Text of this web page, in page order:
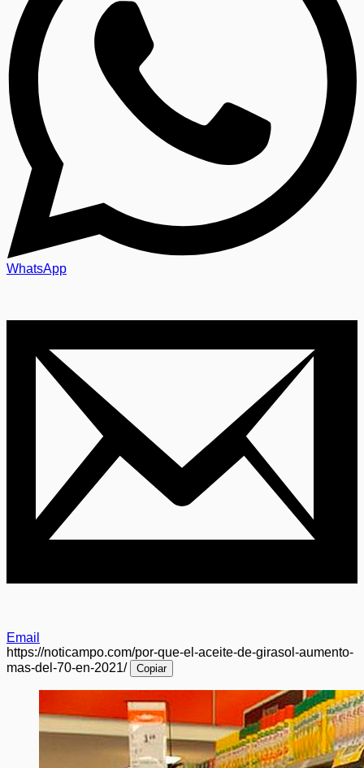
WhatsApp
Email
https://noticampo.com/por-que-el-aceite-de-girasol-aumento-
mas-del-70-en-2021/
Copiar